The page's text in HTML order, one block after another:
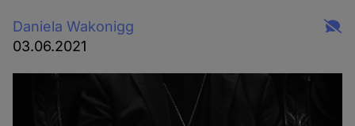
Daniela Wakonigg
03.06.2021